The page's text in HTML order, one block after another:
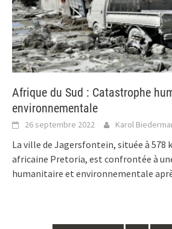
Afrique du Sud : Catastrophe
environnementale
26 septembre 2022 Karol
La ville de Jagersfontein, située à 578
africaine Pretoria, est confrontée à
humanitaire et environnementale